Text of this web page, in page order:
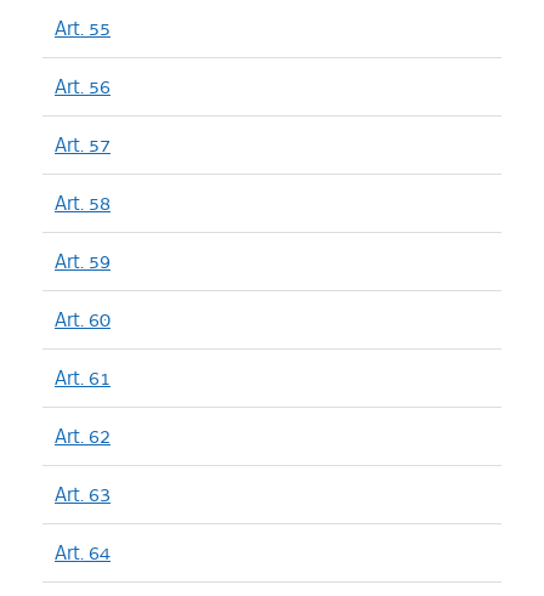
Art. 55
Art. 56
Art. 57
Art. 58
Art. 59
Art. 60
Art. 61
Art. 62
Art. 63
Art. 64